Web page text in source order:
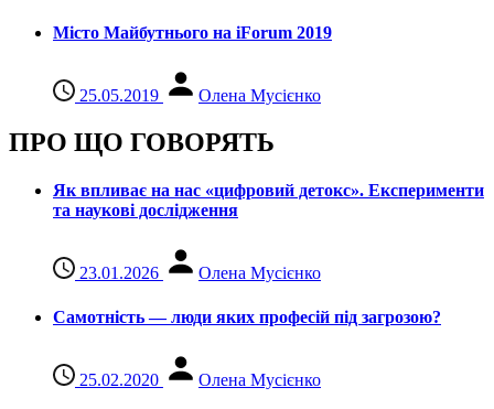
Місто Майбутнього на iForum 2019
25.05.2019 Олена Мусієнко
ПРО ЩО ГОВОРЯТЬ
Як впливає на нас «цифровий детокс». Експерименти
та наукові дослідження
23.01.2026 Олена Мусієнко
Самотність — люди яких професій під загрозою?
25.02.2020 Олена Мусієнко